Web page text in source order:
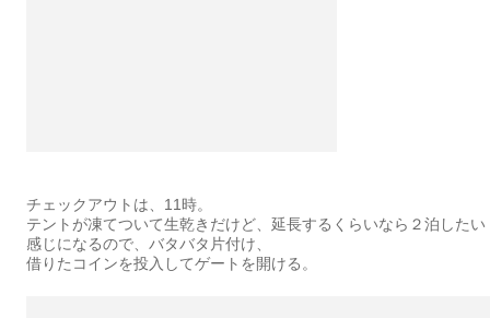
チェックアウトは、11時。
テントが凍てついて生乾きだけど、延長するくらいなら２泊したい
感じになるので、バタバタ片付け、
借りたコインを投入してゲートを開ける。